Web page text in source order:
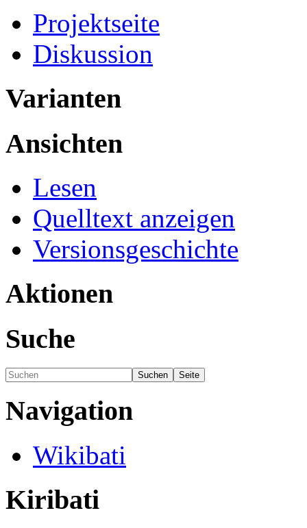
Projektseite
Diskussion
Varianten
Ansichten
Lesen
Quelltext anzeigen
Versionsgeschichte
Aktionen
Suche
Navigation
Wikibati
Kiribati